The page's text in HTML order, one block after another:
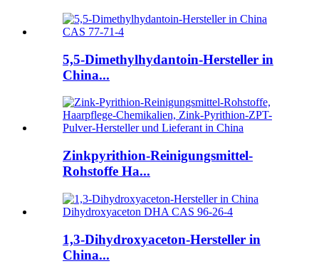
5,5-Dimethylhydantoin-Hersteller in
China...
Zinkpyrithion-Reinigungsmittel-
Rohstoffe Ha...
1,3-Dihydroxyaceton-Hersteller in
China...